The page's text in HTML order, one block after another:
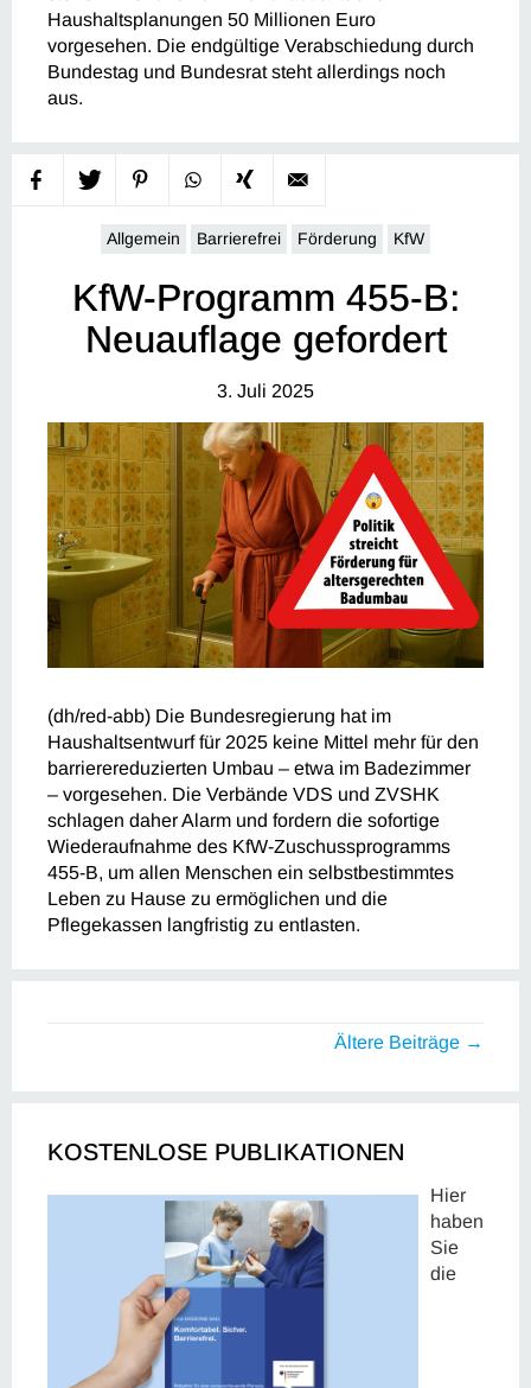
Haushaltsplanungen 50 Millionen Euro
vorgesehen. Die endgültige Verabschiedung durch
Bundestag und Bundesrat steht allerdings noch
aus.
Allgemein Barrierefrei Förderung KfW
KfW-Programm 455-B:
Neuauflage gefordert
3. Juli 2025
(dh/red-abb) Die Bundesregierung hat im
Haushaltsentwurf für 2025 keine Mittel mehr für den
barrierereduzierten Umbau – etwa im Badezimmer
– vorgesehen. Die Verbände VDS und ZVSHK
schlagen daher Alarm und fordern die sofortige
Wiederaufnahme des KfW-Zuschussprogramms
455-B, um allen Menschen ein selbstbestimmtes
Leben zu Hause zu ermöglichen und die
Pflegekassen langfristig zu entlasten.
Ältere Beiträge →
KOSTENLOSE PUBLIKATIONEN
Hier
haben
Sie
die